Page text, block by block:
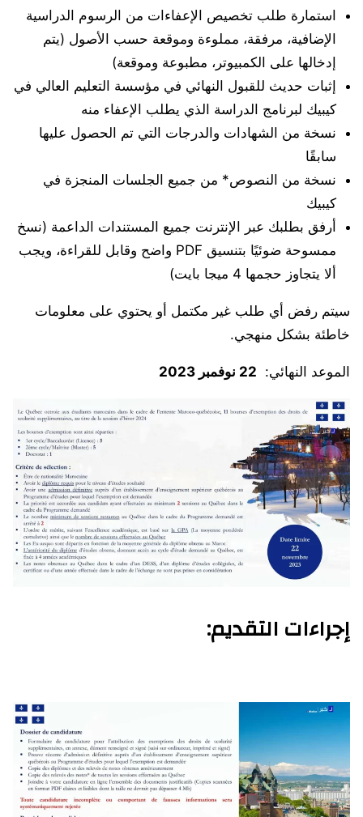
استمارة طلب تخصيص الإعفاءات من الرسوم الدراسية
الإضافية، مرفقة، مملوءة وموقعة حسب الأصول (يتم
إدخالها على الكمبيوتر، مطبوعة وموقعة)
إثبات حديث للقبول النهائي في مؤسسة التعليم العالي في
كيبيك لبرنامج الدراسة الذي يطلب الإعفاء منه
نسخة من الشهادات والدرجات التي تم الحصول عليها
سابقًا
نسخة من النصوص* من جميع الجلسات المنجزة في
كيبيك
أرفق بطلبك عبر الإنترنت جميع المستندات الداعمة (نسخ
ممسوحة ضوئيًا بتنسيق PDF واضح وقابل للقراءة، ويجب
ألا يتجاوز حجمها 4 ميجا بايت)
سيتم رفض أي طلب غير مكتمل أو يحتوي على معلومات
خاطئة بشكل منهجي.
الموعد النهائي: 22 نوفمبر 2023
إجراءات التقديم: